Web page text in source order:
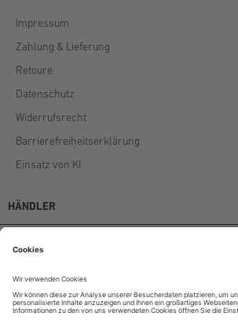
Impressum
Zahlung & Lieferung
Retoure
Datenschutz
Widerrufsrecht
Barrierefreiheitserklärung
Einsatz von KI
HÄNDLER
AGB
Unternehmen